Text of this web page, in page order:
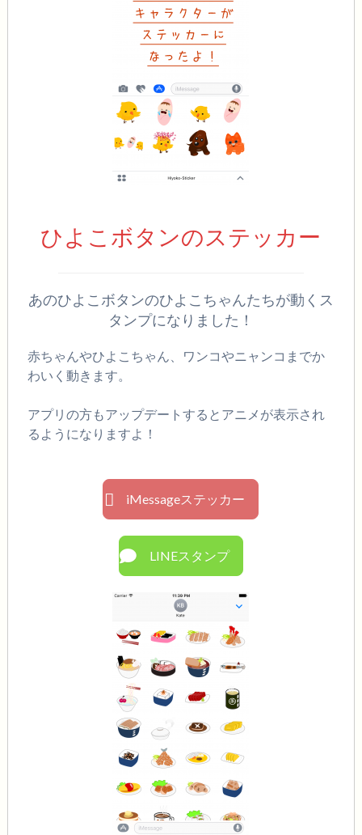
ひよこボタンのステッカー
あのひよこボタンのひよこちゃんたちが動くス
タンプになりました！
赤ちゃんやひよこちゃん、ワンコやニャンコまでか
わいく動きます。
アプリの方もアップデートするとアニメが表示され
るようになりますよ！
iMessageステッカー
LINEスタンプ